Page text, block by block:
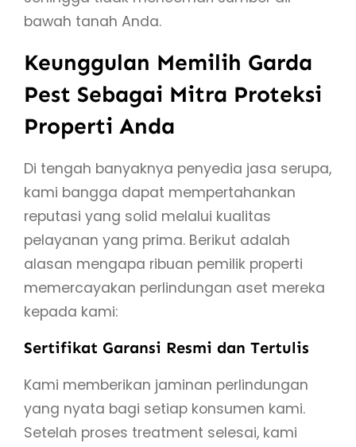
bawah tanah Anda.
Keunggulan Memilih Garda
Pest Sebagai Mitra Proteksi
Properti Anda
Di tengah banyaknya penyedia jasa serupa,
kami bangga dapat mempertahankan
reputasi yang solid melalui kualitas
pelayanan yang prima. Berikut adalah
alasan mengapa ribuan pemilik properti
memercayakan perlindungan aset mereka
kepada kami:
Sertifikat Garansi Resmi dan Tertulis
Kami memberikan jaminan perlindungan
yang nyata bagi setiap konsumen kami.
Setelah proses treatment selesai, kami